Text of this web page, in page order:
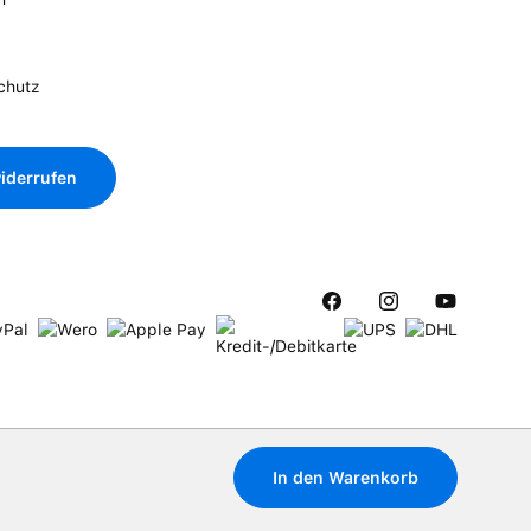
In den Warenkorb